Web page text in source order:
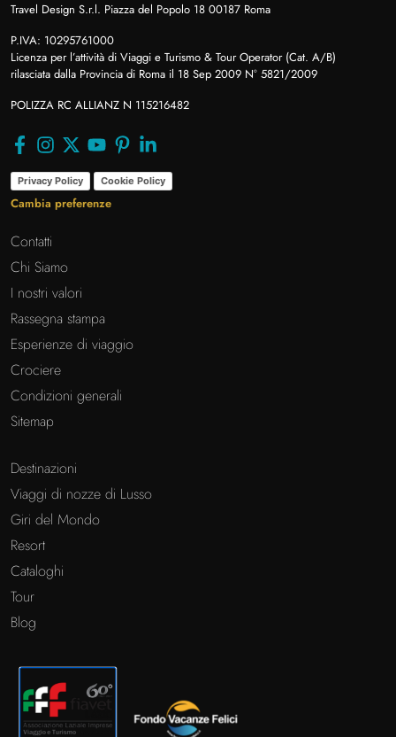
Travel Design S.r.l. Piazza del Popolo 18 00187 Roma
P.IVA: 10295761000
Licenza per l’attività di Viaggi e Turismo & Tour Operator (Cat. A/B)
rilasciata dalla Provincia di Roma il 18 Sep 2009 N° 5821/2009
POLIZZA RC ALLIANZ N 115216482
Privacy Policy Cookie Policy
Cambia preferenze
Contatti
Chi Siamo
I nostri valori
Rassegna stampa
Esperienze di viaggio
Crociere
Condizioni generali
Sitemap
Destinazioni
Viaggi di nozze di Lusso
Giri del Mondo
Resort
Cataloghi
Tour
Blog